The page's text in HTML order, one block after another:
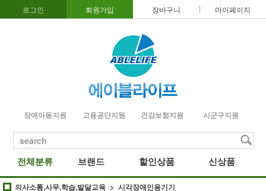
로그인 회원가입 장바구니 마이페이지
장애아동지원 고용공단지원 건강보험지원 시군구지원
search
전체분류 브랜드 할인상품 신상품
의사소통,사무,학습,발달교육 시각장애인용기기